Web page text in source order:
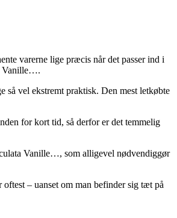
varerne lige præcis når det passer ind i
Vanille….
så vel ekstremt praktisk. Den mest letkøbte
for kort tid, så derfor er det temmelig
Vanille…, som alligevel nødvendiggør
– uanset om man befinder sig tæt på